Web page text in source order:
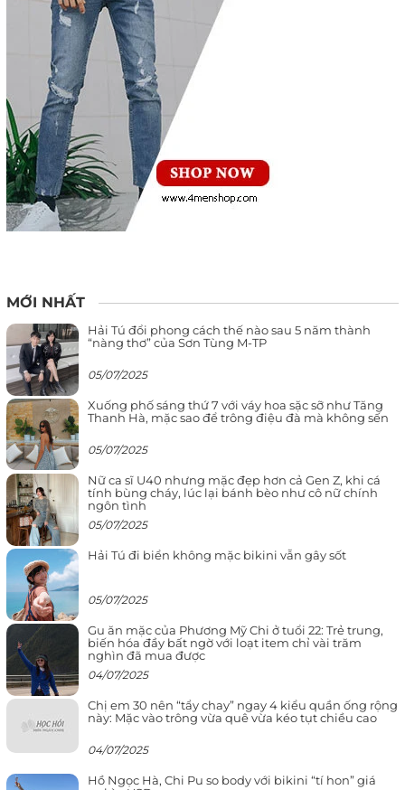
MỚI NHẤT
Hải Tú đổi phong cách thế nào sau 5 năm thành
“nàng thơ” của Sơn Tùng M-TP
05/07/2025
Xuống phố sáng thứ 7 với váy hoa sặc sỡ như Tăng
Thanh Hà, mặc sao để trông điệu đà mà không sến
05/07/2025
Nữ ca sĩ U40 nhưng mặc đẹp hơn cả Gen Z, khi cá
tính bùng cháy, lúc lại bánh bèo như cô nữ chính
ngôn tình
05/07/2025
Hải Tú đi biển không mặc bikini vẫn gây sốt
05/07/2025
Gu ăn mặc của Phương Mỹ Chi ở tuổi 22: Trẻ trung,
biến hóa đầy bất ngờ với loạt item chỉ vài trăm
nghìn đã mua được
04/07/2025
Chị em 30 nên “tẩy chay” ngay 4 kiểu quần ống rộng
này: Mặc vào trông vừa quê vừa kéo tụt chiều cao
04/07/2025
Hồ Ngọc Hà, Chi Pu so body với bikini “tí hon” giá